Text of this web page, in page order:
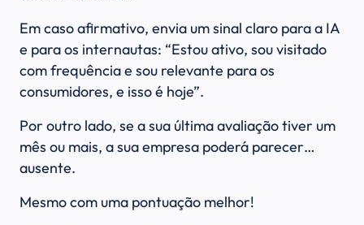
Em caso afirmativo, envia um sinal claro para a IA
e para os internautas: “Estou ativo, sou visitado
com frequência e sou relevante para os
consumidores, e isso é hoje”.
Por outro lado, se a sua última avaliação tiver um
mês ou mais, a sua empresa poderá parecer…
ausente.
Mesmo com uma pontuação melhor!